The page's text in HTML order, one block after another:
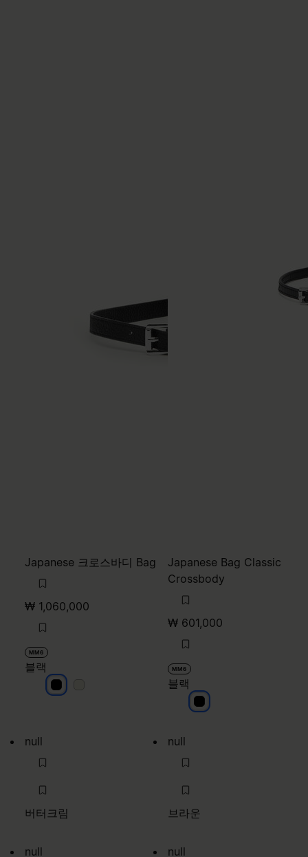
Japanese 크로스바디 Bag
₩ 1,060,000
MM6
블랙
블랙
Japanese Bag Classic
Crossbody
₩ 601,000
MM6
블랙
블랙
null
버터크림
null
브라운
null null